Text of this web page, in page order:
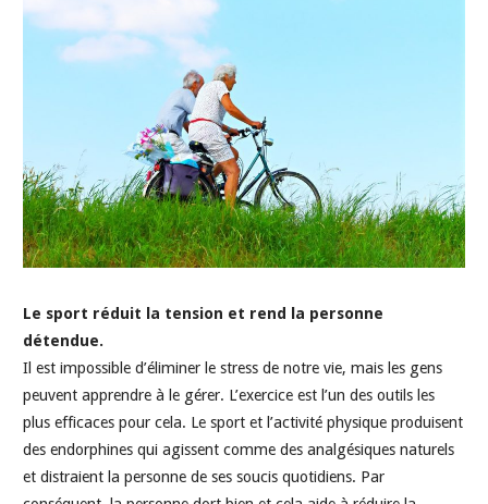
Le sport réduit la tension et rend la personne
détendue.
Il est impossible d’éliminer le stress de notre vie, mais les gens
peuvent apprendre à le gérer. L’exercice est l’un des outils les
plus efficaces pour cela. Le sport et l’activité physique produisent
des endorphines qui agissent comme des analgésiques naturels
et distraient la personne de ses soucis quotidiens. Par